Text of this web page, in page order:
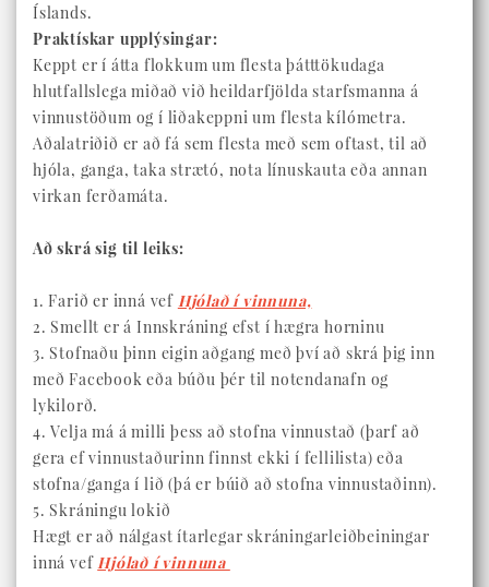
Íslands.
Praktískar upplýsingar:
Keppt er í átta flokkum um flesta þátttökudaga
hlutfallslega miðað við heildarfjölda starfsmanna á
vinnustöðum og í liðakeppni um flesta kílómetra.
Aðalatriðið er að fá sem flesta með sem oftast, til að
hjóla, ganga, taka strætó, nota línuskauta eða annan
virkan ferðamáta.
Að skrá sig til leiks:
1. Farið er inná vef Hjólað í vinnuna,
2. Smellt er á Innskráning efst í hægra horninu
3. Stofnaðu þinn eigin aðgang með því að skrá þig inn
með Facebook eða búðu þér til notendanafn og
lykilorð.
4. Velja má á milli þess að stofna vinnustað (þarf að
gera ef vinnustaðurinn finnst ekki í fellilista) eða
stofna/ganga í lið (þá er búið að stofna vinnustaðinn).
5. Skráningu lokið
Hægt er að nálgast ítarlegar skráningarleiðbeiningar
inná vef Hjólað í vinnuna